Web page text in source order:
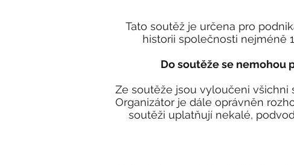
Tato soutěž je určena pro
historii společnosti nejméně
Do soutěže se nemohou
Ze soutěže jsou vyloučeni
Organizátor je dále oprávněn
soutěži uplatňují nekalé,